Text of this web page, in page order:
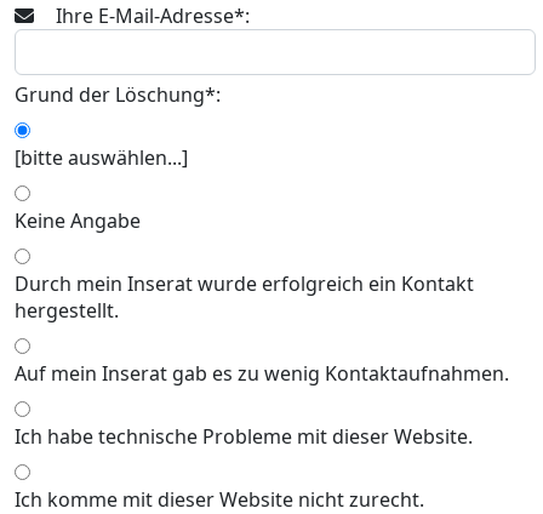
Ihre E-Mail-Adresse*:
Grund der Löschung*:
[bitte auswählen...]
Keine Angabe
Durch mein Inserat wurde erfolgreich ein Kontakt
hergestellt.
Auf mein Inserat gab es zu wenig Kontaktaufnahmen.
Ich habe technische Probleme mit dieser Website.
Ich komme mit dieser Website nicht zurecht.